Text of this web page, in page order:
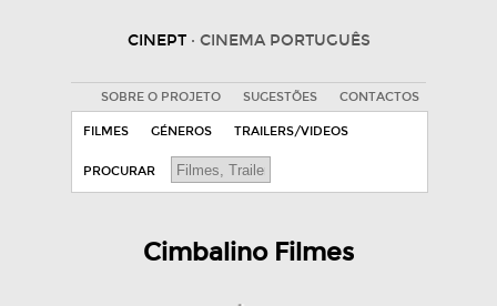
CINEPT · CINEMA PORTUGUÊS
SOBRE O PROJETO SUGESTÕES CONTACTOS
FILMES GÉNEROS TRAILERS/VIDEOS
PROCURAR
Cimbalino Filmes